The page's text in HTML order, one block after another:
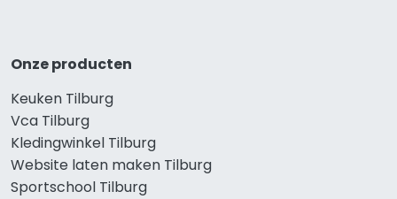
Onze producten
Keuken Tilburg
Vca Tilburg
Kledingwinkel Tilburg
Website laten maken Tilburg
Sportschool Tilburg